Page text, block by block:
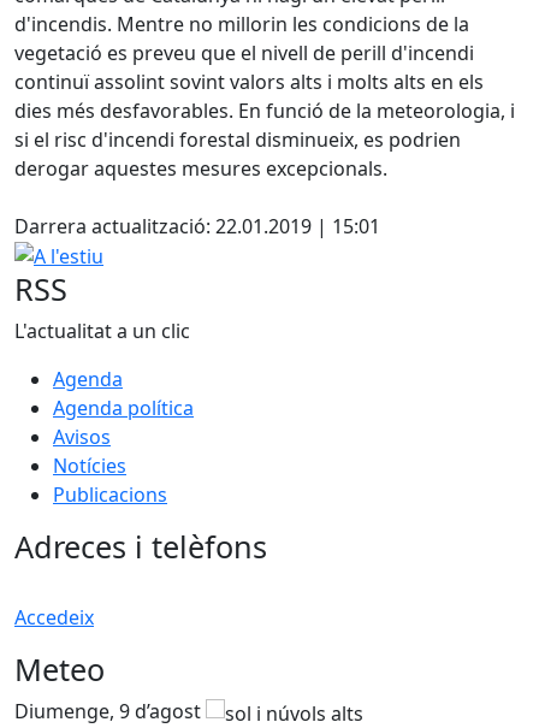
d'incendis. Mentre no millorin les condicions de la
vegetació es preveu que el nivell de perill d'incendi
continuï assolint sovint valors alts i molts alts en els
dies més desfavorables. En funció de la meteorologia, i
si el risc d'incendi forestal disminueix, es podrien
derogar aquestes mesures excepcionals.
Darrera actualització: 22.01.2019 | 15:01
A l'estiu
RSS
L'actualitat a un clic
Agenda
Agenda política
Avisos
Notícies
Publicacions
Adreces i telèfons
Accedeix
Meteo
Diumenge, 9 d’agost